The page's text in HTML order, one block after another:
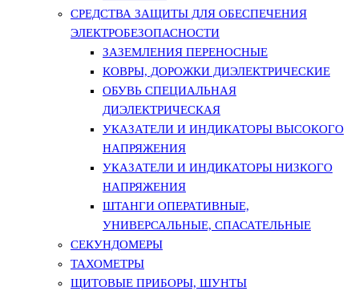
СРЕДСТВА ЗАЩИТЫ ДЛЯ ОБЕСПЕЧЕНИЯ
ЭЛЕКТРОБЕЗОПАСНОСТИ
ЗАЗЕМЛЕНИЯ ПЕРЕНОСНЫЕ
КОВРЫ, ДОРОЖКИ ДИЭЛЕКТРИЧЕСКИЕ
ОБУВЬ СПЕЦИАЛЬНАЯ
ДИЭЛЕКТРИЧЕСКАЯ
УКАЗАТЕЛИ И ИНДИКАТОРЫ ВЫСОКОГО
НАПРЯЖЕНИЯ
УКАЗАТЕЛИ И ИНДИКАТОРЫ НИЗКОГО
НАПРЯЖЕНИЯ
ШТАНГИ ОПЕРАТИВНЫЕ,
УНИВЕРСАЛЬНЫЕ, СПАСАТЕЛЬНЫЕ
СЕКУНДОМЕРЫ
ТАХОМЕТРЫ
ЩИТОВЫЕ ПРИБОРЫ, ШУНТЫ